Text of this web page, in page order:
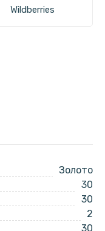
Wildberries
Золото
30
30
2
30